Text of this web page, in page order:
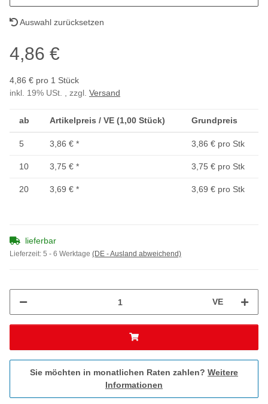
Auswahl zurücksetzen
4,86 €
4,86 € pro 1 Stück
inkl. 19% USt. , zzgl. Versand
ab Artikelpreis / VE (1,00 Stück) Grundpreis
5 3,86 € * 3,86 € pro Stk
10 3,75 € * 3,75 € pro Stk
20 3,69 € * 3,69 € pro Stk
lieferbar
Lieferzeit: 5 - 6 Werktage (DE - Ausland abweichend)
VE
Sie möchten in monatlichen Raten zahlen? Weitere
Informationen